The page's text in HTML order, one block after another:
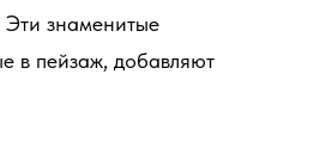
Эти знаменитые
в пейзаж, добавляют